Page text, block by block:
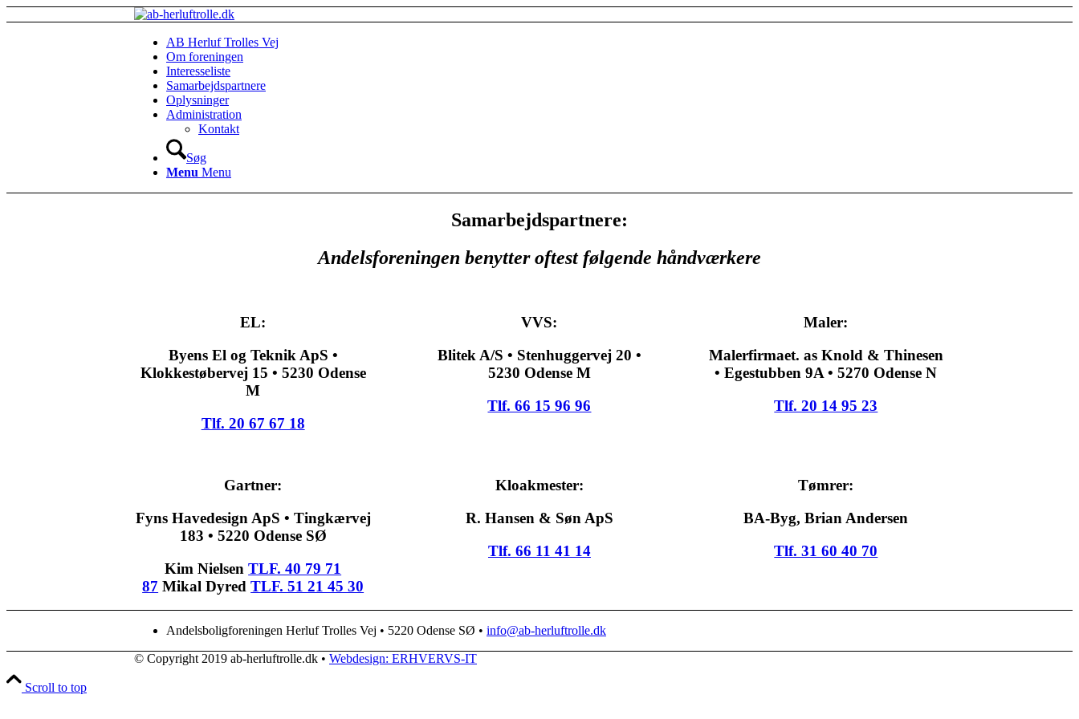
AB Herluf Trolles Vej
Om foreningen
Interesseliste
Samarbejdspartnere
Oplysninger
Administration
Kontakt
Søg
Menu Menu
Samarbejdspartnere:
Andelsforeningen benytter oftest følgende håndværkere
EL:
Byens El og Teknik ApS •
Klokkestøbervej 15 • ​5230 Odense
M
Tlf. 20 67 67 18
VVS:
Blitek A/S • Stenhuggervej 20 •
5230 Odense M
Tlf. 66 15 96 96
Maler:
Malerfirmaet. as Knold & Thinesen
• Egestubben 9A • 5270 Odense N
Tlf. 20 14 95 23
Gartner:
Fyns Havedesign ApS • Tingkærvej
183 • 5220 Odense SØ
Kim NielsenTLF. 40 79 71
87 Mikal DyredTLF. 51 21 45 30
Kloakmester:
R. Hansen & Søn ApS
Tlf. 66 11 41 14
Tømrer:
BA-Byg, Brian Andersen
Tlf. 31 60 40 70
Andelsboligforeningen Herluf Trolles Vej • 5220 Odense SØ • info@ab-herluftrolle.dk
© Copyright 2019 ab-herluftrolle.dk • Webdesign: ERHVERVS-IT
Scroll to top